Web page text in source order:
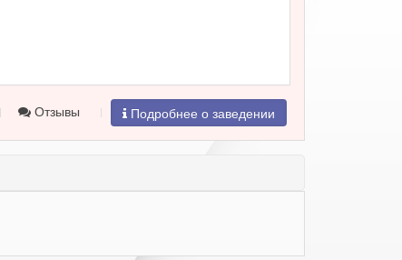
Отзывы Подробнее о заведении